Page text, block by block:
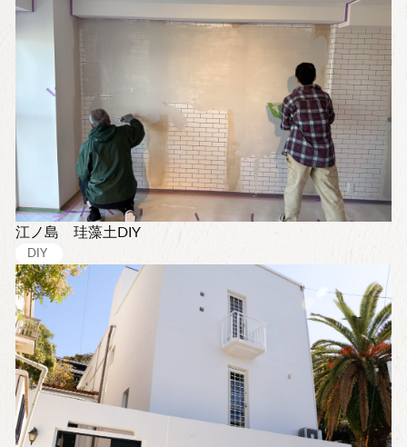
江ノ島 珪藻土DIY
DIY